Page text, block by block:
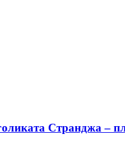
Странджа –